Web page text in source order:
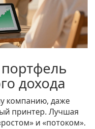
дохода
компанию, даже
принтер. Лучшая
и «потоком».